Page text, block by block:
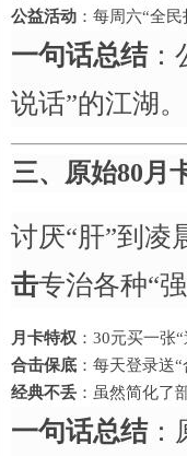
公益活动 ：每周六“全
一句话总结：
说话”的江湖。
三、原始80月
讨厌“肝”到凌
击专治各种“
月卡特权 ：30元买一张
合击保底 ：每天登录送
经典不丢 ：虽然简化了
一句话总结：